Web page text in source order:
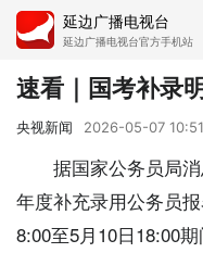
延边广播电视台
延边广播电视台官方手机站
首页
推荐 经济
短视频 红石
人大 融媒
速看｜国考补录
央视新闻 2026-05-07 10:51
据国家公务员局
年度补充录用公务员
8:00至5月10日18:00